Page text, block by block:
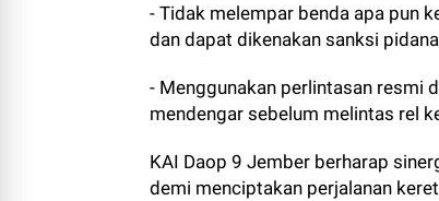
- Tidak melempar benda apa pun
dan dapat dikenakan sanksi
- Menggunakan perlintasan resmi
mendengar sebelum melintas rel
KAI Daop 9 Jember berharap
demi menciptakan perjalanan